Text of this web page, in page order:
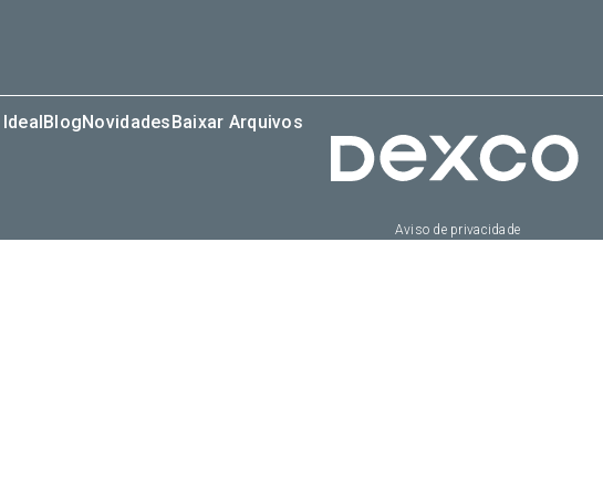
BlogNovidadesBaixar Arquivos
Aviso de privacidade